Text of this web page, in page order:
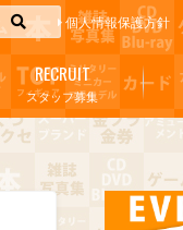
個人情報保護方針
スタッフ募集
RECRUIT